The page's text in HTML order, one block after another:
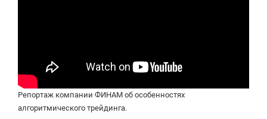
Репортаж компании ФИНАМ об особенностях
алгоритмического трейдинга.